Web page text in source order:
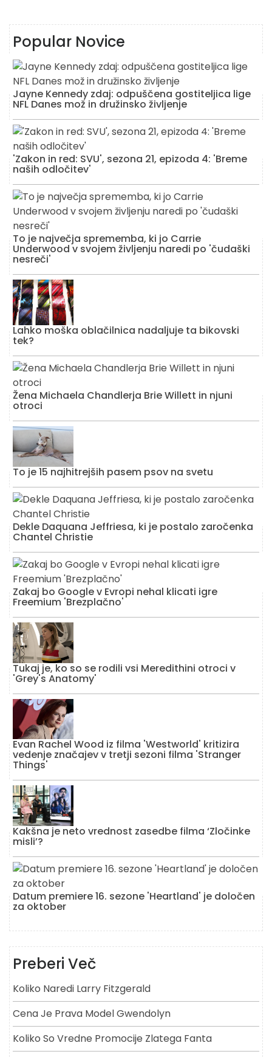
Popular Novice
Jayne Kennedy zdaj: odpuščena gostiteljica lige
NFL Danes mož in družinsko življenje
'Zakon in red: SVU', sezona 21, epizoda 4: 'Breme
naših odločitev'
To je največja sprememba, ki jo Carrie
Underwood v svojem življenju naredi po 'čudaški
nesreči'
Lahko moška oblačilnica nadaljuje ta bikovski
tek?
Žena Michaela Chandlerja Brie Willett in njuni
otroci
To je 15 najhitrejših pasem psov na svetu
Dekle Daquana Jeffriesa, ki je postalo zaročenka
Chantel Christie
Zakaj bo Google v Evropi nehal klicati igre
Freemium 'Brezplačno'
Tukaj je, ko so se rodili vsi Meredithini otroci v
'Grey's Anatomy'
Evan Rachel Wood iz filma 'Westworld' kritizira
vedenje značajev v tretji sezoni filma 'Stranger
Things'
Kakšna je neto vrednost zasedbe filma ‘Zločinke
misli’?
Datum premiere 16. sezone 'Heartland' je določen
za oktober
Preberi Več
Koliko Naredi Larry Fitzgerald
Cena Je Prava Model Gwendolyn
Koliko So Vredne Promocije Zlatega Fanta